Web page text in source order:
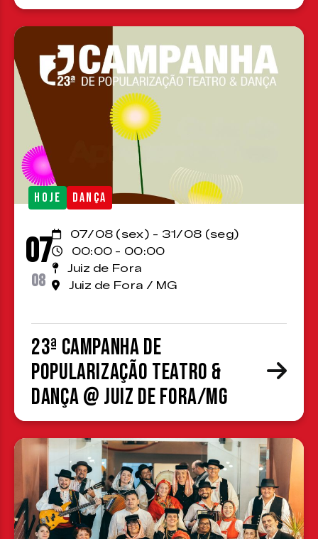
HOJE DANÇA
07
08
07/08 (sex) - 31/08 (seg)
00:00 - 00:00
Juiz de Fora
Juiz de Fora / MG
23ª Campanha de
Popularização Teatro &
Dança @ Juiz de Fora/MG